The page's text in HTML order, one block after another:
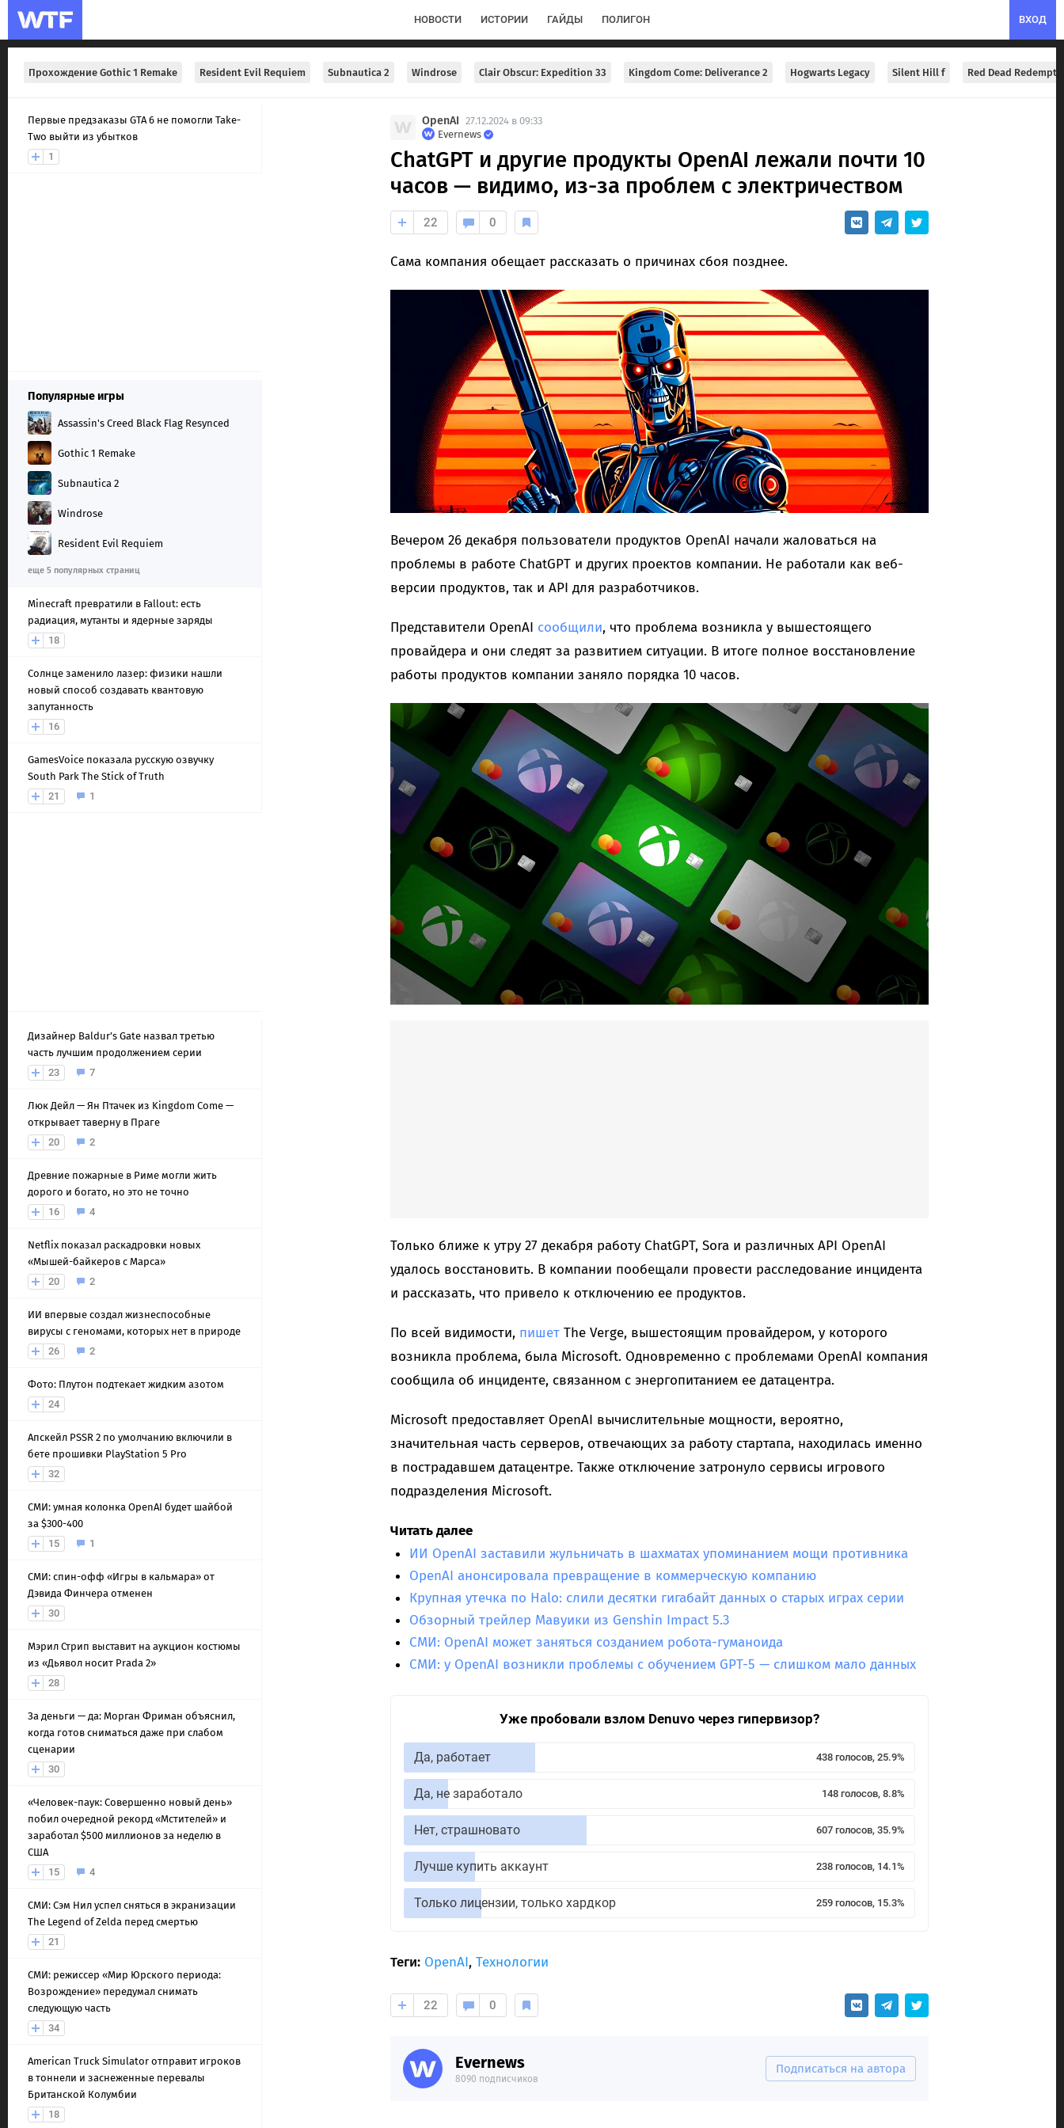
ВХОД
НОВОСТИ ИСТОРИИ ГАЙДЫ ПОЛИГОН
Прохождение Gothic 1 Remake Resident Evil Requiem Subnautica 2 Windrose Clair Obscur: Expedition 33 Kingdom Come: Deliverance 2 Hogwarts Legacy Silent Hill f Red Dead
Первые предзаказы GTA 6 не помогли Take-
Two выйти из убытков
1
Популярные игры
Assassin's Creed Black Flag Resynced
Gothic 1 Remake
Subnautica 2
Windrose
Resident Evil Requiem
еще 5 популярных страниц
Minecraft превратили в Fallout: есть
радиация, мутанты и ядерные заряды
18
Солнце заменило лазер: физики нашли
новый способ создавать квантовую
запутанность
16
GamesVoice показала русскую озвучку
South Park The Stick of Truth
21
1
Дизайнер Baldur’s Gate назвал третью
часть лучшим продолжением серии
23
7
Люк Дейл — Ян Птачек из Kingdom Come —
открывает таверну в Праге
20
2
Древние пожарные в Риме могли жить
дорого и богато, но это не точно
16
4
Netflix показал раскадровки новых
«Мышей-байкеров с Марса»
20
2
ИИ впервые создал жизнеспособные
вирусы с геномами, которых нет в природе
26
2
Фото: Плутон подтекает жидким азотом
24
Апскейл PSSR 2 по умолчанию включили в
бете прошивки PlayStation 5 Pro
32
СМИ: умная колонка OpenAI будет шайбой
за $300-400
15
1
СМИ: спин-офф «Игры в кальмара» от
Дэвида Финчера отменен
30
Мэрил Стрип выставит на аукцион костюмы
из «Дьявол носит Prada 2»
28
За деньги — да: Морган Фриман объяснил,
когда готов сниматься даже при слабом
сценарии
30
«Человек-паук: Совершенно новый день»
побил очередной рекорд «Мстителей» и
заработал $500 миллионов за неделю в
США
15
4
СМИ: Сэм Нил успел сняться в экранизации
The Legend of Zelda перед смертью
21
СМИ: режиссер «Мир Юрского периода:
Возрождение» передумал снимать
следующую часть
34
American Truck Simulator отправит игроков
в тоннели и заснеженные перевалы
Британской Колумбии
18
OpenAI 27.12.2024 в 09:33
Evernews
ChatGPT и другие продукты OpenAI лежали почти 10
часов — видимо, из-за проблем с электричеством
22 0
Сама компания обещает рассказать о причинах сбоя позднее.
Вечером 26 декабря пользователи продуктов OpenAI начали жаловаться на
проблемы в работе ChatGPT и других проектов компании. Не работали как веб-
версии продуктов, так и API для разработчиков.
Представители OpenAI сообщили, что проблема возникла у вышестоящего
провайдера и они следят за развитием ситуации. В итоге полное восстановление
работы продуктов компании заняло порядка 10 часов.
Только ближе к утру 27 декабря работу ChatGPT, Sora и различных API OpenAI
удалось восстановить. В компании пообещали провести расследование инцидента
и рассказать, что привело к отключению ее продуктов.
По всей видимости, пишетThe Verge, вышестоящим провайдером, у которого
возникла проблема, была Microsoft. Одновременно с проблемами OpenAI компания
сообщила об инциденте, связанном с энергопитанием ее датацентра.
Microsoft предоставляет OpenAI вычислительные мощности, вероятно,
значительная часть серверов, отвечающих за работу стартапа, находилась именно
в пострадавшем датацентре. Также отключение затронуло сервисы игрового
подразделения Microsoft.
Читать далее
ИИ OpenAI заставили жульничать в шахматах упоминанием мощи противника
OpenAI анонсировала превращение в коммерческую компанию
Крупная утечка по Halo: слили десятки гигабайт данных о старых играх серии
Обзорный трейлер Мавуики из Genshin Impact 5.3
СМИ: OpenAI может заняться созданием робота-гуманоида
СМИ: у OpenAI возникли проблемы с обучением GPT-5 — слишком мало данных
Уже пробовали взлом Denuvo через гипервизор?
Да, работает 438 голосов, 25.9%
Да, не заработало 148 голосов, 8.8%
Нет, страшновато 607 голосов, 35.9%
Лучше купить аккаунт 238 голосов, 14.1%
Только лицензии, только хардкор 259 голосов, 15.3%
Теги: OpenAI, Технологии
22 0
Evernews
8090 подписчиков
Подписаться на автора